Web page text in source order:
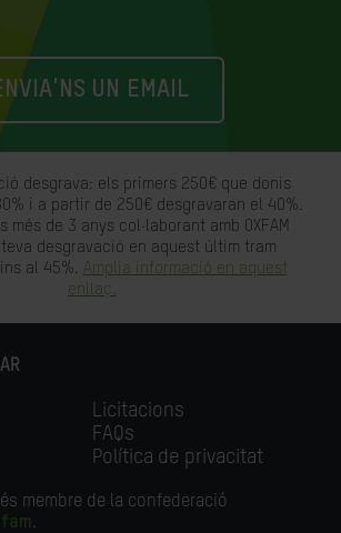
UN EMAIL
desgrava: els primers 250€ que donis
i a partir de 250€ desgravaran el 40%.
més de 3 anys col·laborant amb OXFAM
teva desgravació en aquest últim tram
al 45%. Amplia informació en aquest
enllaç.
Licitacions
FAQs
Política de privacitat
membre de la confederació
.